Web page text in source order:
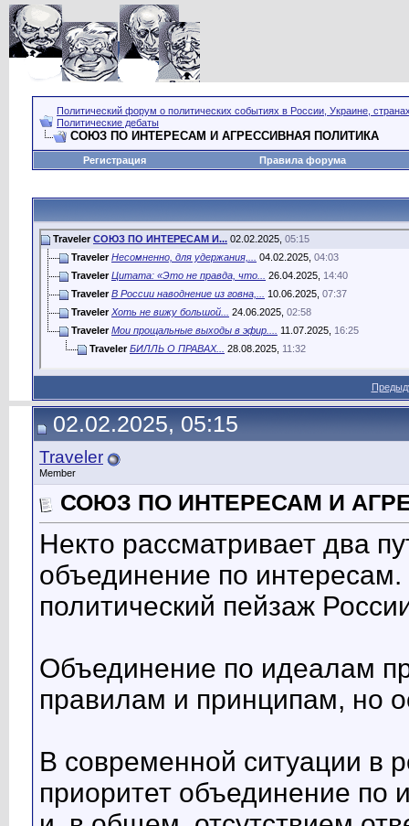
Политический форум о политических событиях в России, Украине,
Политические дебаты
СОЮЗ ПО ИНТЕРЕСАМ И АГРЕССИВНАЯ ПОЛИТИКА
Регистрация Правила форума
Traveler СОЮЗ ПО ИНТЕРЕСАМ И... 02.02.2025, 05:15
Traveler Несомненно, для удержания,... 04.02.2025, 04:03
Traveler Цитата: «Это не правда, что... 26.04.2025, 14:40
Traveler В России наводнение из говна,... 10.06.2025, 07:37
Traveler Хоть не вижу большой... 24.06.2025, 02:58
Traveler Мои прощальные выходы в эфир.... 11.07.2025, 16:25
Traveler БИЛЛЬ О ПРАВАХ... 28.08.2025, 11:32
02.02.2025, 05:15
Traveler
Member
СОЮЗ ПО ИНТЕРЕСАМ И
Некто рассматривает два
объединение по
политический пейзаж
Объединение по идеалам
правилам и принципам, но
В современной ситуации в
приоритет объединение по